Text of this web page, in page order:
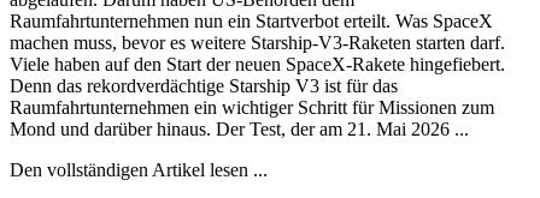
Raumfahrtunternehmen nun ein Startverbot erteilt. Was SpaceX
machen muss, bevor es weitere Starship-V3-Raketen starten darf.
Viele haben auf den Start der neuen SpaceX-Rakete hingefiebert.
Denn das rekordverdächtige Starship V3 ist für das
Raumfahrtunternehmen ein wichtiger Schritt für Missionen zum
Mond und darüber hinaus. Der Test, der am 21. Mai 2026 ...
Den vollständigen Artikel lesen ...